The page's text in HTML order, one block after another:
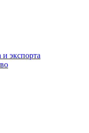
экспорта